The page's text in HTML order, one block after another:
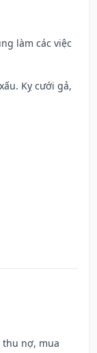
làm các việc
Kỵ cưới gả,
thu nợ, mua